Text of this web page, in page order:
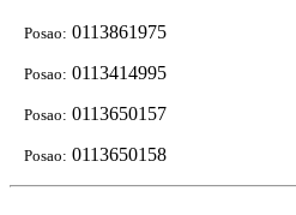
Posao: 0113861975
Posao: 0113414995
Posao: 0113650157
Posao: 0113650158